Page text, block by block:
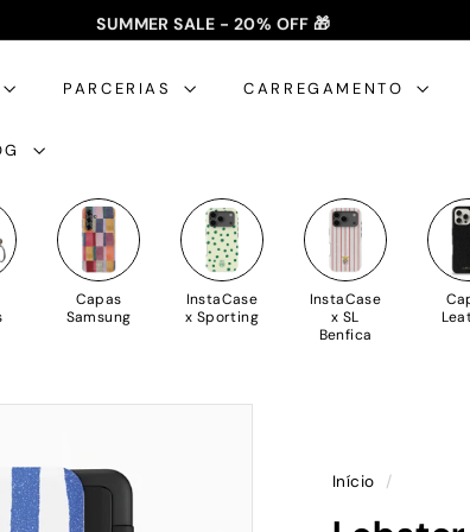
pausa
✈️ PORTES GRÁTIS: +35€ 🇵🇹🇪🇸 | +50€ 🇪🇺
SUMMER SALE - 20% OFF 🎁
PARCERIAS CARREGAMENTO
Capas
Samsung
InstaCase
x Sporting
InstaCase
x SL
Benfica
Início /